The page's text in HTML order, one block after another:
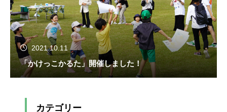
2021.10.11
「かけっこかるた」開催しました！
カテゴリー